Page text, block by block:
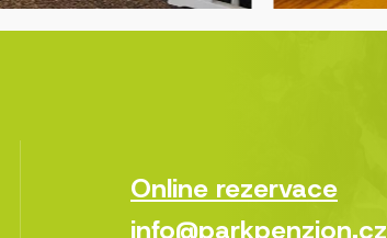
Online rezervace
info@parkpenzion.cz